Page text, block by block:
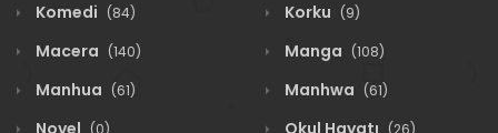
Komedi (84) Korku (9)
Macera (140) Manga (108)
Manhua (61) Manhwa (61)
Novel (0) Okul Hayatı (26)